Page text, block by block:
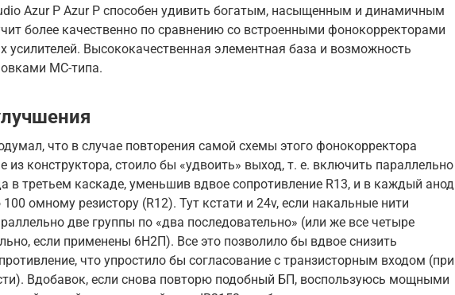
Azur P Azur P способен удивить богатым, насыщенным и динамичным
более качественно по сравнению со встроенными фонокорректорами
усилителей. Высококачественная элементная база и возможность
МС-типа.
что в случае повторения самой схемы этого фонокорректора
из конструктора, стоило бы «удвоить» выход, т. е. включить параллельно
в третьем каскаде, уменьшив вдвое сопротивление R13, и в каждый анод
омному резистору (R12). Тут кстати и 24v, если накальные нити
две группы по «два последовательно» (или же все четыре
если применены 6Н2П). Все это позволило бы вдвое снизить
что упростило бы согласование с транзисторным входом (при
Вдобавок, если снова повторю подобный БП, воспользуюсь мощными